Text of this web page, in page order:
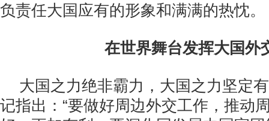
负责任大国应有的形象和满满的热忱。
在世界舞台发挥大国外
大国之力绝非霸力，大国之力坚定
记指出：“要做好周边外交工作，推动